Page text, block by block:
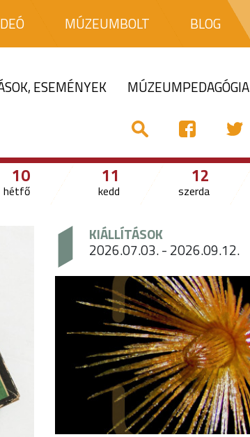
MÚZEUMBOLT BLOG
ESEMÉNYEK MÚZEUMPEDAGÓGIA
10
hétfő
11
kedd
12
szerda
KIÁLLÍTÁSOK
2026.07.03. - 2026.09.12.